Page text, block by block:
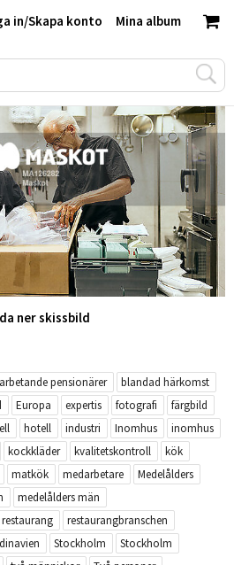
Mina album
in/Skapa konto
ner skissbild
arbetande pensionärer
blandad härkomst
Europa expertis fotografi
färgbild
hotell industri Inomhus
inomhus
kockkläder kvalitetskontroll
kök
matkök medarbetare
Medelålders
medelålders män
restaurang
restaurangbranschen
Stockholm
Stockholm